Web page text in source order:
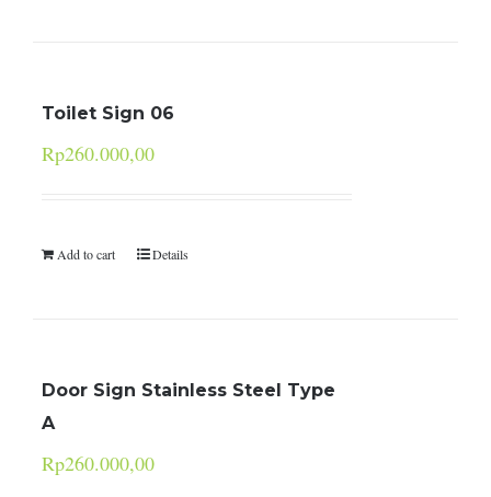
Toilet Sign 06
Rp260.000,00
Add to cart Details
Door Sign Stainless Steel Type
A
Rp260.000,00